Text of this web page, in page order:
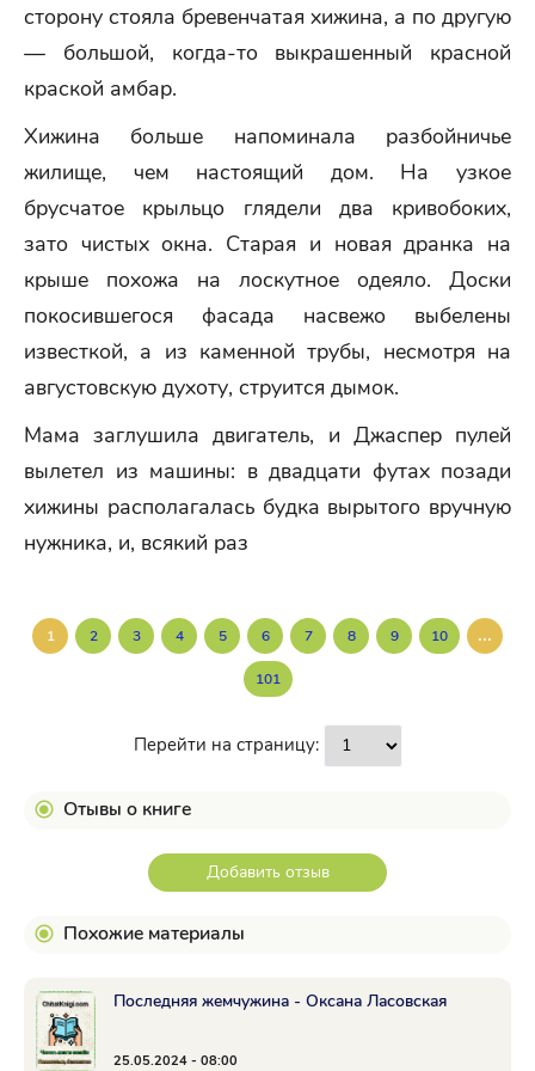
сторону стояла бревенчатая хижина, а по другую
— большой, когда-то выкрашенный красной
краской амбар.
Хижина больше напоминала разбойничье
жилище, чем настоящий дом. На узкое
брусчатое крыльцо глядели два кривобоких,
зато чистых окна. Старая и новая дранка на
крыше похожа на лоскутное одеяло. Доски
покосившегося фасада насвежо выбелены
известкой, а из каменной трубы, несмотря на
августовскую духоту, струится дымок.
Мама заглушила двигатель, и Джаспер пулей
вылетел из машины: в двадцати футах позади
хижины располагалась будка вырытого вручную
нужника, и, всякий раз
1 2 3 4 5 6 7 8 9 10 ...
101
Перейти на страницу:
Отывы о книге
Добавить отзыв
Похожие материалы
Последняя жемчужина - Оксана Ласовская
25.05.2024 - 08:00